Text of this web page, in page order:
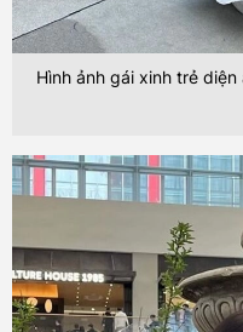
Hình ảnh gái xinh trẻ